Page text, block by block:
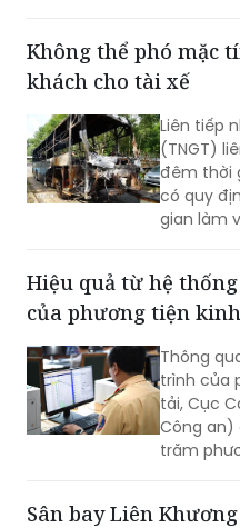
Không thể phó mặc
khách cho tài xế
Liên tiếp
(TNGT)
đêm thời
có quy
gian làm
thảm
Hiệu quả từ hệ
của phương tiện
Thông
trình của
tải, Cục
Công an)
trăm
Sân bay Liên